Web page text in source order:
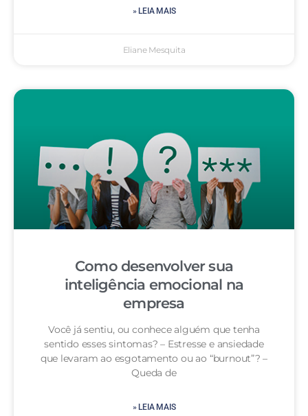
» LEIA MAIS
Eliane Mesquita
Como desenvolver sua
inteligência emocional na
empresa
Você já sentiu, ou conhece alguém que tenha
sentido esses sintomas? – Estresse e ansiedade
que levaram ao esgotamento ou ao “burnout”? –
Queda de
» LEIA MAIS